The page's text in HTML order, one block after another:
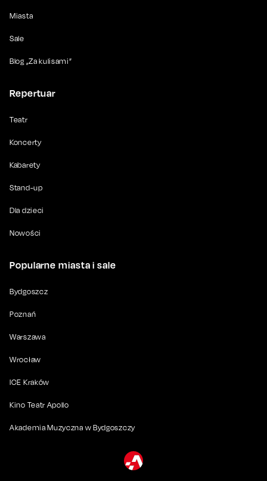
Miasta
Sale
Blog „Za kulisami”
Repertuar
Teatr
Koncerty
Kabarety
Stand-up
Dla dzieci
Nowości
Popularne miasta i sale
Bydgoszcz
Poznań
Warszawa
Wrocław
ICE Kraków
Kino Teatr Apollo
Akademia Muzyczna w Bydgoszczy